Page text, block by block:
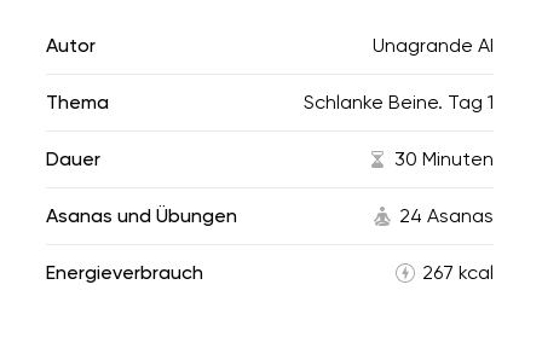
Autor Unagrande AI
Thema Schlanke Beine. Tag 1
Dauer 30 Minuten
Asanas und Übungen 24 Asanas
Energieverbrauch 267 kcal